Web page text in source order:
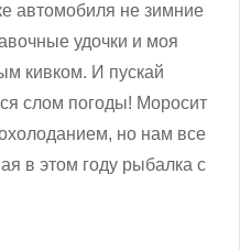
автомобиля не зимние
удочки и моя
кивком. И пускай
слом погоды! Моросит
но нам все
в этом году рыбалка с